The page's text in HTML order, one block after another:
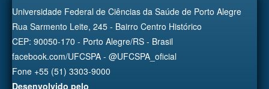
Universidade Federal de Ciências da Saúde de Porto Alegre
Rua Sarmento Leite, 245 - Bairro Centro Histórico
CEP: 90050-170 - Porto Alegre/RS - Brasil
facebook.com/UFCSPA - @UFCSPA_oficial
Fone +55 (51) 3303-9000
Desenvolvido pelo